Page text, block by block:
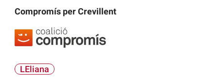
Compromís per Crevillent
LEliana